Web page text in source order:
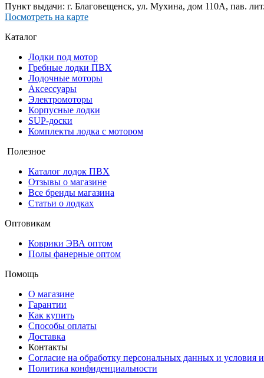
Пункт выдачи: г. Благовещенск, ул. Мухина, дом 110А, пав.
Посмотреть на карте
Каталог
Лодки под мотор
Гребные лодки ПВХ
Лодочные моторы
Аксессуары
Электромоторы
Корпусные лодки
SUP-доски
Комплекты лодка с мотором
Полезное
Каталог лодок ПВХ
Отзывы о магазине
Все бренды магазина
Статьи о лодках
Оптовикам
Коврики ЭВА оптом
Полы фанерные оптом
Помощь
О магазине
Гарантии
Как купить
Способы оплаты
Доставка
Контакты
Согласие на обработку персональных данных и условия
Политика конфиденциальности